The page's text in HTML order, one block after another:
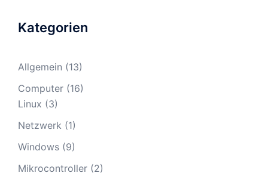
Kategorien
Allgemein (13)
Computer (16)
Linux (3)
Netzwerk (1)
Windows (9)
Mikrocontroller (2)